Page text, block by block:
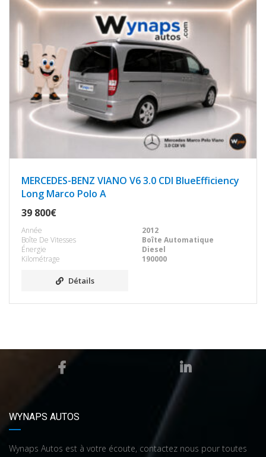
MERCEDES-BENZ VIANO V6 3.0 CDI BlueEfficiency
Long Marco Polo A
39 800€
Année
2012
Boîte De Vitesses
Boîte Automatique
Énergie
Diesel
Kilométrage
190000
Détails
WYNAPS AUTOS
Wynaps Autos est à votre écoute, contactez nous pour toutes